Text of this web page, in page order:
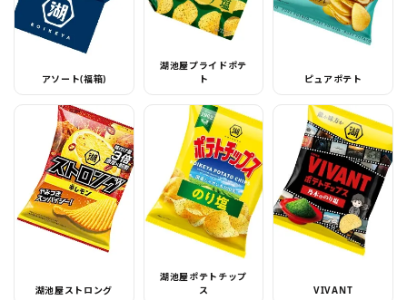
アソート(福箱)
湖池屋プライドポテ
ト
ピュアポテト
湖池屋ストロング
湖池屋ポテトチップ
ス
VIVANT